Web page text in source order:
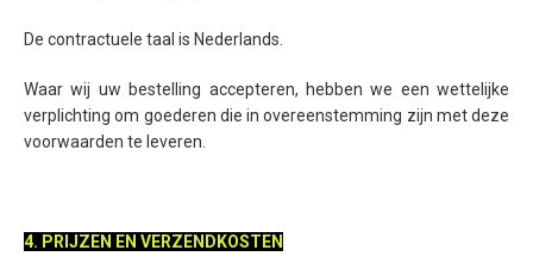
De contractuele taal is Nederlands.
Waar wij uw bestelling accepteren, hebben we een wettelijke
verplichting om goederen die in overeenstemming zijn met deze
voorwaarden te leveren.
4. PRIJZEN EN VERZENDKOSTEN